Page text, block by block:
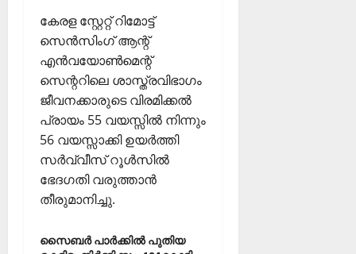
കേരള സ്റ്റേറ്റ് റിമോട്ട്
സെന്‍സിംഗ് ആന്റ്
എന്‍വയോണ്‍മെന്റ്
സെന്ററിലെ ശാസ്ത്രവിഭാഗം
ജീവനക്കാരുടെ വിരമിക്കല്‍
പ്രായം 55 വയസ്സില്‍ നിന്നും
56 വയസ്സാക്കി ഉയര്‍ത്തി
സര്‍വ്വീസ് റൂള്‍സില്‍
ഭേദഗതി വരുത്താന്‍
തീരുമാനിച്ചു.
സൈബര്‍ പാര്‍ക്കില്‍ പുതിയ